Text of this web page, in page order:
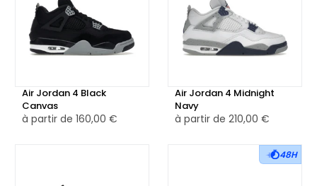
Air Jordan 4 Black
Canvas
à partir de 160,00 €
Air Jordan 4 Midnight
Navy
à partir de 210,00 €
48H